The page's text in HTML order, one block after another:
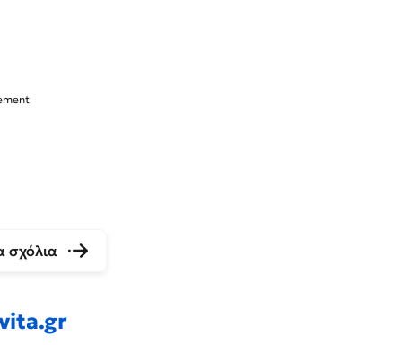
σχόλια